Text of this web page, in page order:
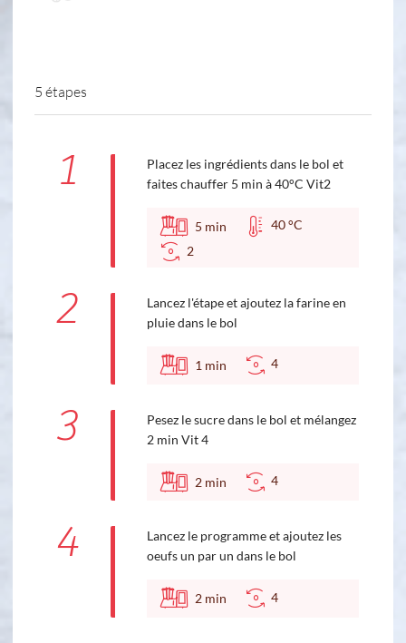
5 étapes
1
Placez les ingrédients dans le bol et
faites chauffer 5 min à 40°C Vit2
5 min
40 °C
2
2
Lancez l'étape et ajoutez la farine en
pluie dans le bol
1 min 4
3
Pesez le sucre dans le bol et mélangez
2 min Vit 4
2 min 4
4
Lancez le programme et ajoutez les
oeufs un par un dans le bol
2 min 4